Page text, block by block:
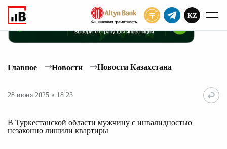
KZ
Главное Новости Новости Казахстана
28 июня 2025 в 18:23
В Туркестанской области мужчину с инвалидностью
незаконно лишили квартиры